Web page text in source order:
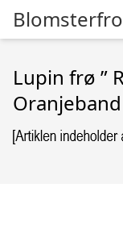
Lupin frø ”
Oranjeband